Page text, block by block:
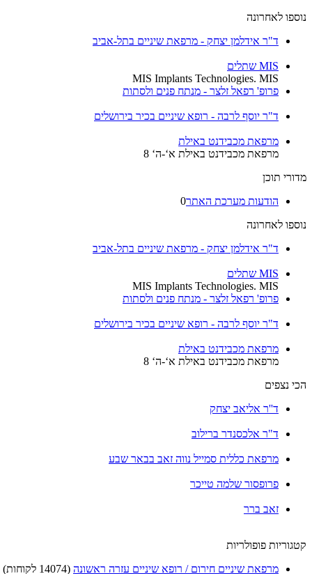
נוספו לאחרונה
ד"ר אידלמן יצחק - מרפאת שיניים בתל-אביב
MIS שתלים
MIS Implants Technologies. MIS
פרופ' רפאל זלצר - מנתח פנים ולסתות
ד"ר יוסף לרבה - רופא שיניים בכיר בירושלים
מרפאת מכבידנט באילת
מרפאת מכבידנט באילת א‘-ה‘ 8
מדורי תוכן
הודעות מערכת האתר0
נוספו לאחרונה
ד"ר אידלמן יצחק - מרפאת שיניים בתל-אביב
MIS שתלים
MIS Implants Technologies. MIS
פרופ' רפאל זלצר - מנתח פנים ולסתות
ד"ר יוסף לרבה - רופא שיניים בכיר בירושלים
מרפאת מכבידנט באילת
מרפאת מכבידנט באילת א‘-ה‘ 8
הכי נצפים
ד''ר אליאב יצחק
ד"ר אלכסנדר ברילוב
מרפאת כללית סמייל נווה זאב בבאר שבע
פרופסור שלמה טייכר
זאב ברר
קטגוריות פופולריות
מרפאת שיניים חירום / רופא שיניים עזרה ראשונה (14074 לקוחות)